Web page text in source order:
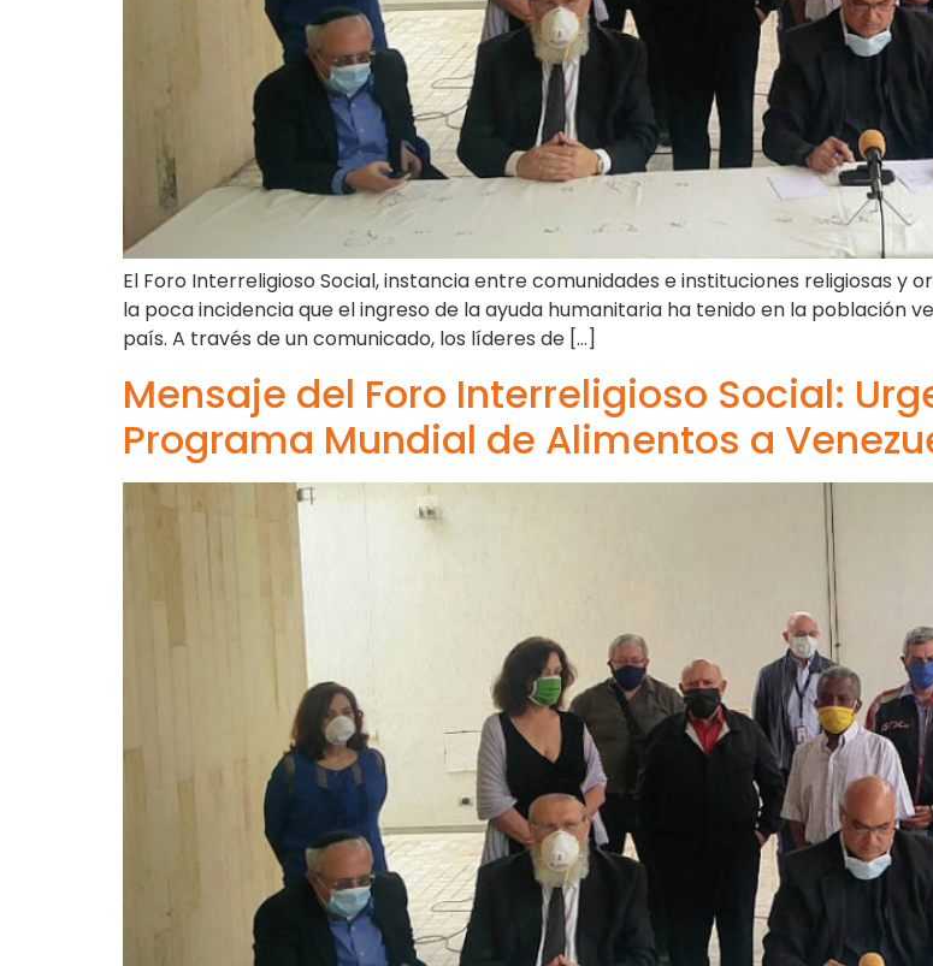
El Foro Interreligioso Social, instancia entre comunidades e instituciones religiosas y
la poca incidencia que el ingreso de la ayuda humanitaria ha tenido en la población
país. A través de un comunicado, los líderes de […]
Mensaje del Foro Interreligioso Social:
Programa Mundial de Alimentos a